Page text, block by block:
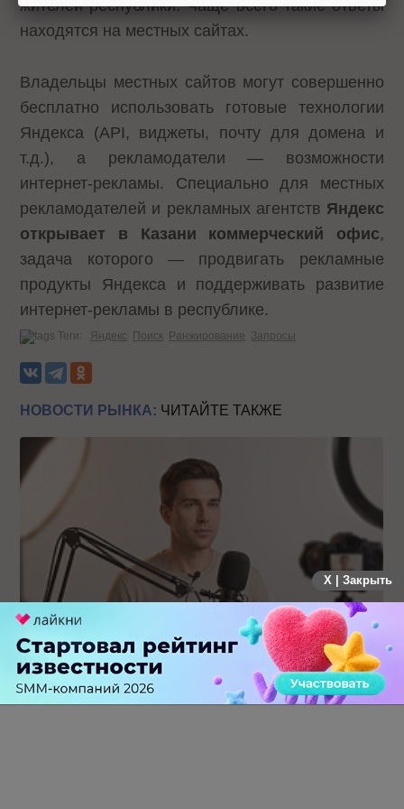
жителей республики. Чаще всего такие ответы
находятся на местных сайтах.
Владельцы местных сайтов могут совершенно
бесплатно использовать готовые технологии
Яндекса (API, виджеты, почту для домена и
т.д.), а рекламодатели — возможности
интернет-рекламы. Специально для местных
рекламодателей и рекламных агентств Яндекс
открывает в Казани коммерческий офис,
задача которого — продвигать рекламные
продукты Яндекса и поддерживать развитие
интернет-рекламы в республике.
Теги: Яндекс Поиск Ранжирование Запросы
НОВОСТИ РЫНКА: ЧИТАЙТЕ ТАКЖЕ
Российский рынок инфлюенс-маркетинга вошел в фазу
стагнации после нескольких лет роста
X | Закрыть